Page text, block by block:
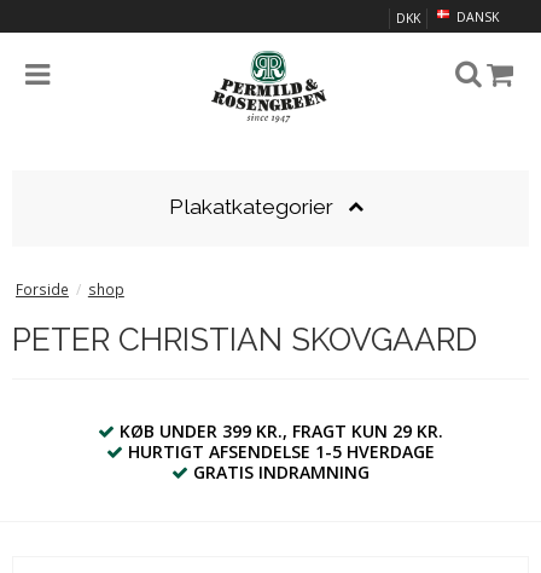
DANSK
DKK
Plakatkategorier
Forside / shop
PETER CHRISTIAN SKOVGAARD
KØB UNDER 399 KR., FRAGT KUN 29 KR.
HURTIGT AFSENDELSE 1-5 HVERDAGE
GRATIS INDRAMNING